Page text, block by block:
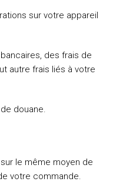
sur votre appareil
des frais de
autre frais liés à votre
douane.
le même moyen de
votre commande.